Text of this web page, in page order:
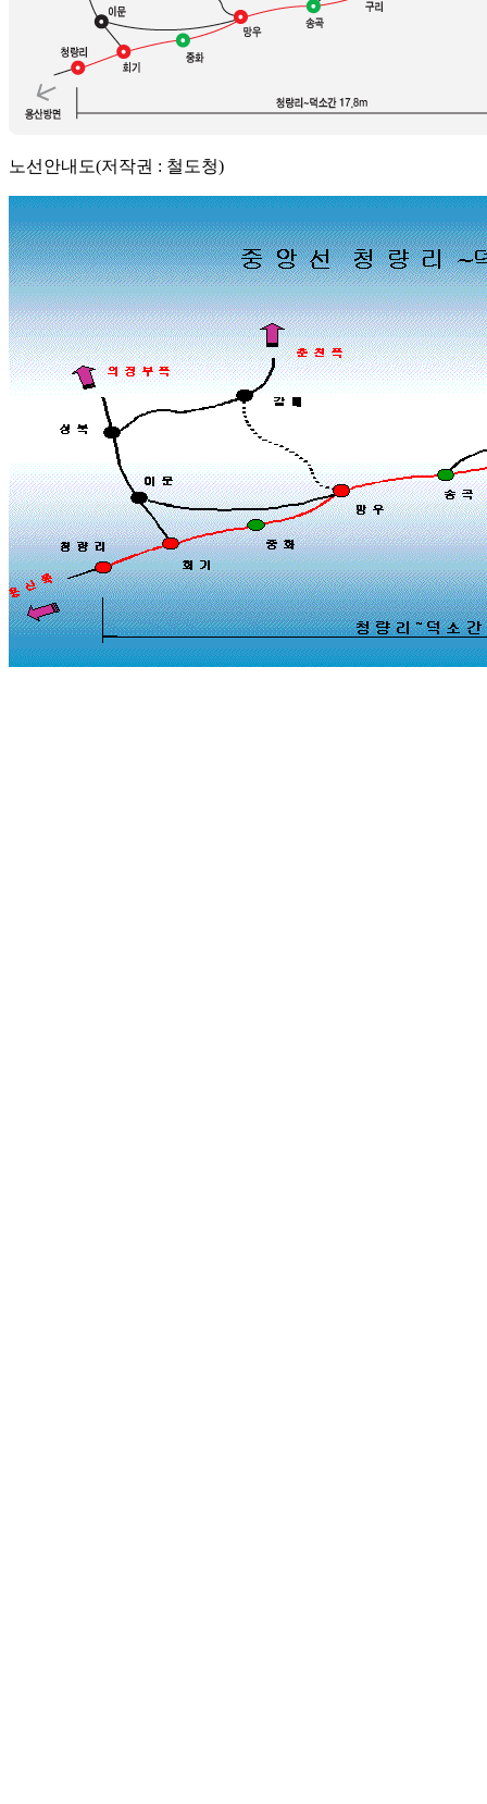
노선안내도(저작권 : 철도청)